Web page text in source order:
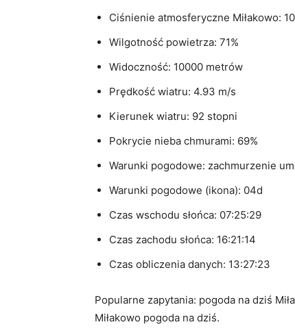
Ciśnienie atmosferyczne Miłakowo:
Wilgotność powietrza: 71%
Widoczność: 10000 metrów
Prędkość wiatru: 4.93 m/s
Kierunek wiatru: 92 stopni
Pokrycie nieba chmurami: 69%
Warunki pogodowe: zachmurzenie
Warunki pogodowe (ikona): 04d
Czas wschodu słońca: 07:25:29
Czas zachodu słońca: 16:21:14
Czas obliczenia danych: 13:27:23
Popularne zapytania: pogoda na dziś
Miłakowo pogoda na dziś.